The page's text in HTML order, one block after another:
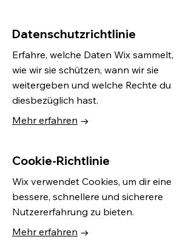
Datenschutzrichtlinie
Erfahre, welche Daten Wix sammelt,
wie wir sie schützen, wann wir sie
weitergeben und welche Rechte du
diesbezüglich hast.
Mehr erfahren →
Cookie-Richtlinie
Wix verwendet Cookies, um dir eine
bessere, schnellere und sicherere
Nutzererfahrung zu bieten.
Mehr erfahren →